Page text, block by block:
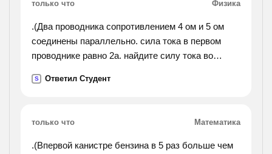
только что Физика
.(Два проводника сопротивлением 4 ом и 5 ом
соединены параллельно. сила тока в первом
проводнике равно 2а. найдите силу тока во
S Ответил Студент
только что Математика
.(Впервой канистре бензина в 5 раз больше чем